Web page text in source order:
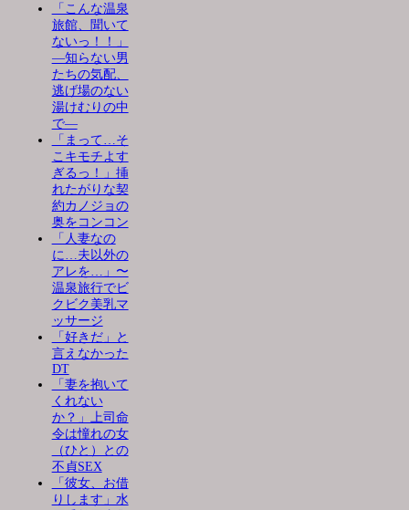
「こんな温泉
旅館、聞いて
ないっ！！」
―知らない男
たちの気配、
逃げ場のない
湯けむりの中
で―
「まって…そ
こキモチよす
ぎるっ！」挿
れたがりな契
約カノジョの
奥をコンコン
「人妻なの
に…夫以外の
アレを…」〜
温泉旅行でビ
クビク美乳マ
ッサージ
「好きだ」と
言えなかった
DT
「妻を抱いて
くれない
か？」上司命
令は憧れの女
（ひと）との
不貞SEX
「彼女、お借
りします」水